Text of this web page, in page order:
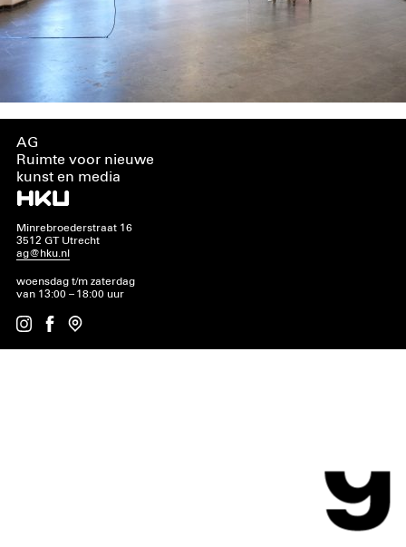
AG
Ruimte voor nieuwe
kunst en media
Minrebroederstraat 16
3512 GT Utrecht
ag@hku.nl
woensdag t/m zaterdag
van 13:00 – 18:00 uur